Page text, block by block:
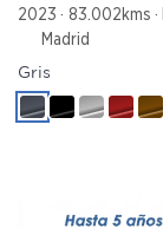
2023 83.002kms
Madrid
Gris